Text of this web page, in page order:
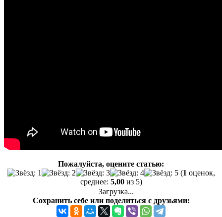
Пожалуйста, оцените статью:
(1оценок,
среднее: 5,00из 5)
Загрузка...
Сохранить себе или поделиться с друзьями: